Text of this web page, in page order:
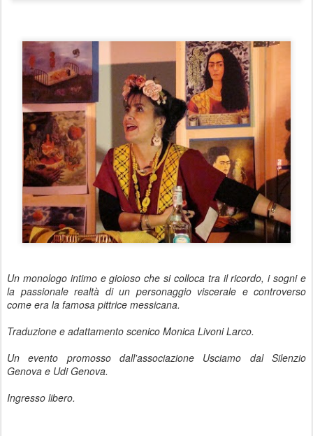
Un monologo intimo e gioioso che si colloca tra il ricordo, i sogni e
la passionale realtà di un personaggio viscerale e controverso
come era la famosa pittrice messicana.
Traduzione e adattamento scenico Monica Livoni Larco.
Un evento promosso dall'associazione Usciamo dal Silenzio
Genova e Udi Genova.
Ingresso libero.